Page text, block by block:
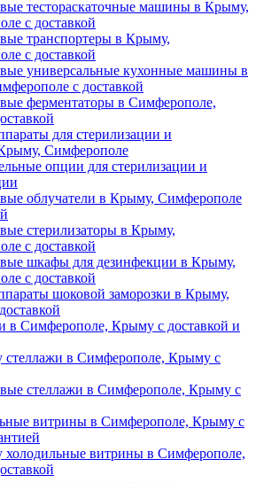
тестораскаточные машины в Крыму,
с доставкой
транспортеры в Крыму,
с доставкой
универсальные кухонные машины в
с доставкой
ферментаторы в Симферополе,
для стерилизации и
Симферополе
опции для стерилизации и
облучатели в Крыму, Симферополе
стерилизаторы в Крыму,
с доставкой
шкафы для дезинфекции в Крыму,
с доставкой
шоковой заморозки в Крыму,
в Симферополе, Крыму с доставкой и
стеллажи в Симферополе, Крыму с
стеллажи в Симферополе, Крыму с
витрины в Симферополе, Крыму с
холодильные витрины в Симферополе,